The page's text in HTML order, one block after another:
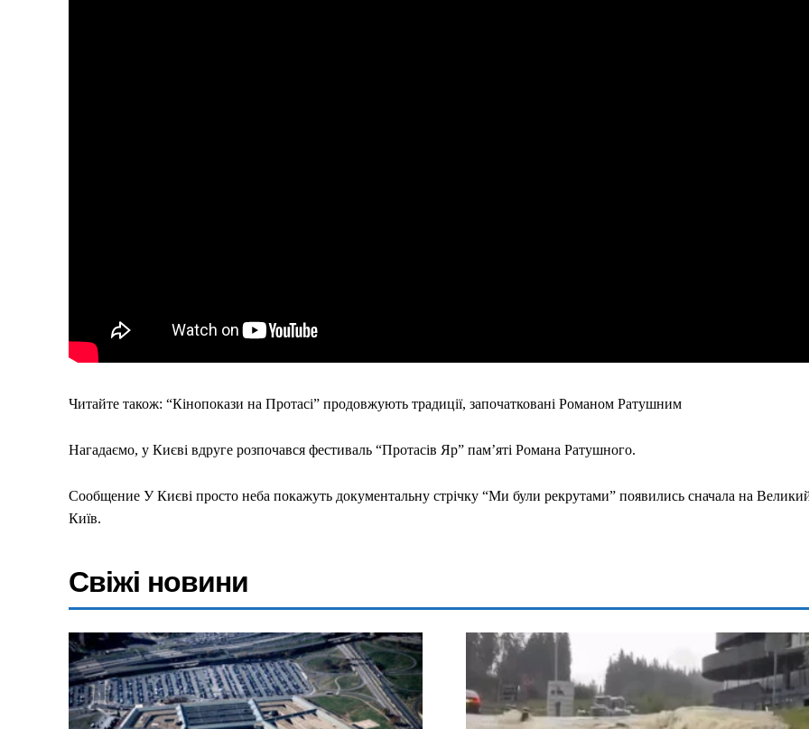
Київ
Політика
Технології
Читайте також: “Кінопокази на Протасі” продовжують традиції, започатковані Романом Ратушним
Нагадаємо, у Києві вдруге розпочався фестиваль “Протасів Яр” пам’яті Романа Ратушного.
Сообщение У Києві просто неба покажуть документальну стрічку “Ми були рекрутами” появились сначала на
Київ.
Свіжі новини